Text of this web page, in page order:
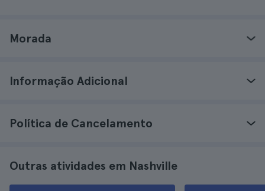
Morada
Informação Adicional
Política de Cancelamento
Outras atividades em Nashville